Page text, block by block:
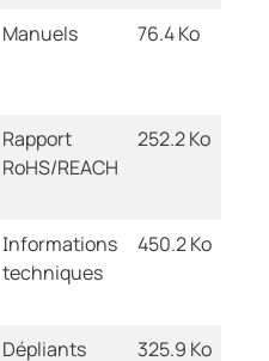
Manuels 76.4 Ko
Rapport
RoHS/REACH
252.2 Ko
Informations
techniques
450.2 Ko
Dépliants 325.9 Ko